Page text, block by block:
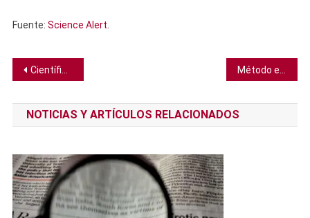
Fuente: Science Alert
Navegación
de
entradas
Científicos desarrollan prueba de orina que revela tu verdadera edad biológica
NOTICIAS Y ARTÍCULOS RELACIONADOS